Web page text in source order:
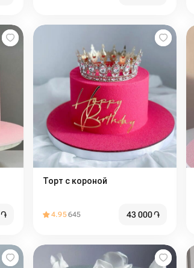
֏
Торт с короной
4.95645 43 000֏